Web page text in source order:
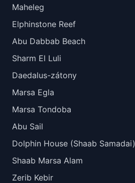
Maheleg
Elphinstone Reef
Abu Dabbab Beach
Sharm El Luli
Daedalus-zátony
Marsa Egla
Marsa Tondoba
Abu Sail
Dolphin House (Shaab Samadai)
Shaab Marsa Alam
Zerib Kebir